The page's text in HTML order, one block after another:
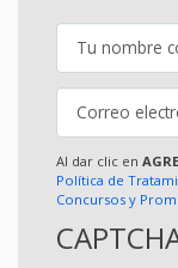
Al dar clic en
Política de
Concursos y